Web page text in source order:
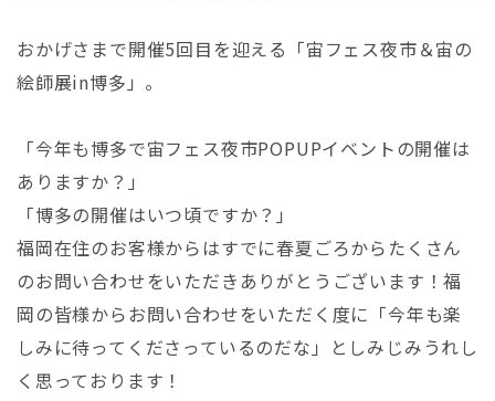
おかげさまで開催5回目を迎える「宙フェス夜市＆宙の
絵師展in博多」。
「今年も博多で宙フェス夜市POPUPイベントの開催は
ありますか？」
「博多の開催はいつ頃ですか？」
福岡在住のお客様からはすでに春夏ごろからたくさん
のお問い合わせをいただきありがとうございます！福
岡の皆様からお問い合わせをいただく度に「今年も楽
しみに待ってくださっているのだな」としみじみうれし
く思っております！